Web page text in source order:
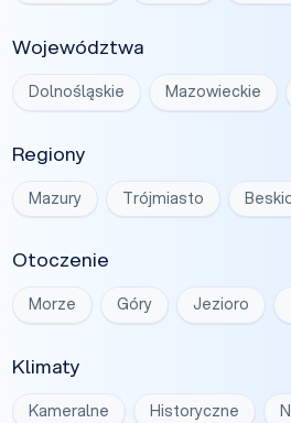
Województwa
Dolnośląskie Mazowieckie
Regiony
Mazury Trójmiasto
Otoczenie
Morze Góry Jezioro
Klimaty
Kameralne Historyczne